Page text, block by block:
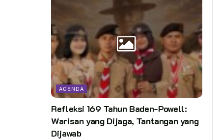
AGENDA
Refleksi 169 Tahun Baden-Powell:
Warisan yang Dijaga, Tantangan yang
Dijawab